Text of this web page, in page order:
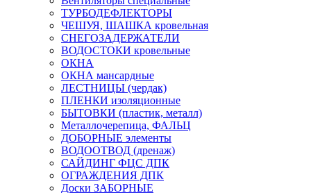
ТУРБОДЕФЛЕКТОРЫ
ЧЕШУЯ, ШАШКА кровельная
СНЕГОЗАДЕРЖАТЕЛИ
ВОДОСТОКИ кровельные
ОКНА
ОКНА мансардные
ЛЕСТНИЦЫ (чердак)
ПЛЕНКИ изоляционные
БЫТОВКИ (пластик, металл)
Металлочерепица, ФАЛЬЦ
ДОБОРНЫЕ элементы
ВОДООТВОД (дренаж)
САЙДИНГ ФЦС ДПК
ОГРАЖДЕНИЯ ДПК
Доски ЗАБОРНЫЕ